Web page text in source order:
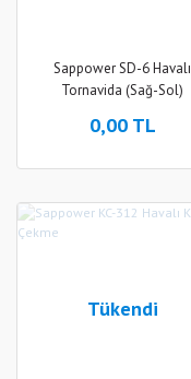
Sappower SD-6 Havalı
Tornavida (Sağ-Sol)
0,00 TL
Tükendi